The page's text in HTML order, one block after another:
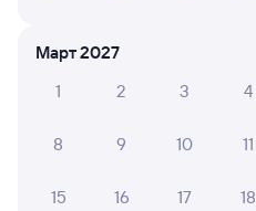
Март 2027
1
2 3 4
8 9 10 11
15 16 17 18